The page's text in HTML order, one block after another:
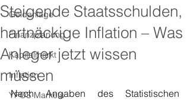
Geldanlage
Finanzplanung
Kapitalmarkt
Inflation
YPOS Markets
Steigende Staatsschulden,
hartnäckige Inflation – Was
Anleger jetzt wissen
müssen
Nach Angaben des Statistischen